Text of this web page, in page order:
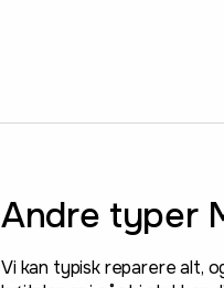
Andre typer
Vi kan typisk reparere alt,